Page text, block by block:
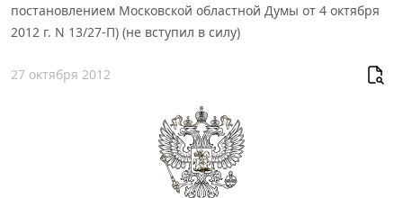
постановлением Московской областной Думы от 4 октября
2012 г. N 13/27-П) (не вступил в силу)
27 октября 2012